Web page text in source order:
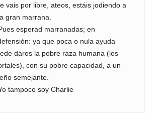
vais por libre, ateos, estáis jodiendo a
gran marrana.
esperad marranadas; en
ya que poca o nula ayuda
daros la pobre raza humana (los
con su pobre capacidad, a un
semejante.
tampoco soy Charlie